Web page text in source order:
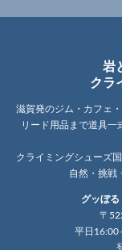
岩
クラ
滋賀発のジム・カフェ
リード用品まで道具一
クライミングシューズ
自然・挑戦
グッぼる
〒
平日16:00